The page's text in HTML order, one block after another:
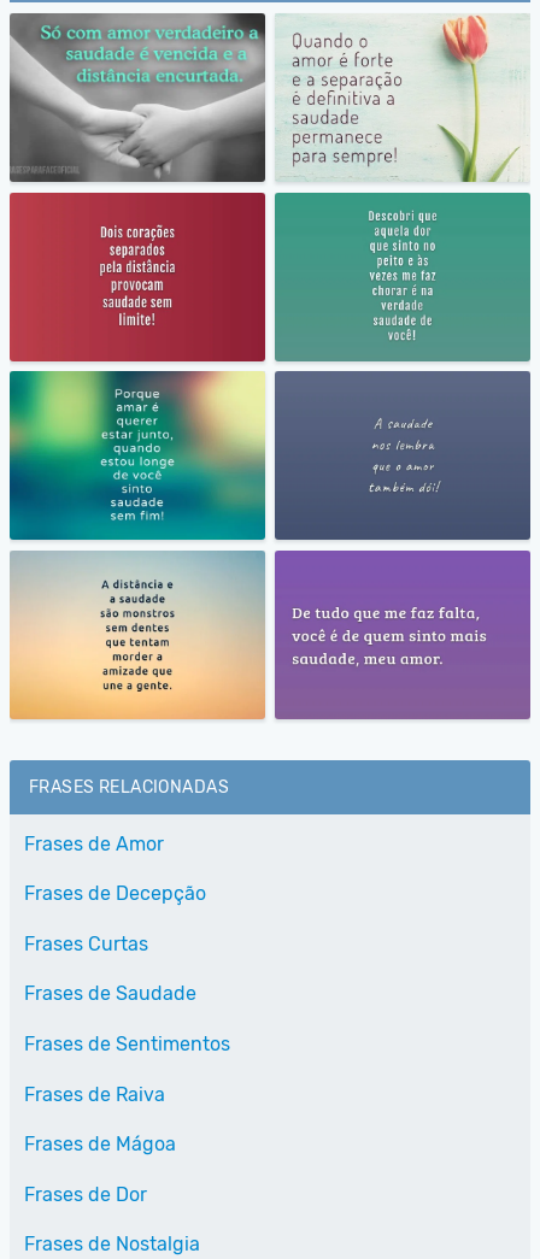
FRASES RELACIONADAS
Frases de Amor
Frases de Decepção
Frases Curtas
Frases de Saudade
Frases de Sentimentos
Frases de Raiva
Frases de Mágoa
Frases de Dor
Frases de Nostalgia